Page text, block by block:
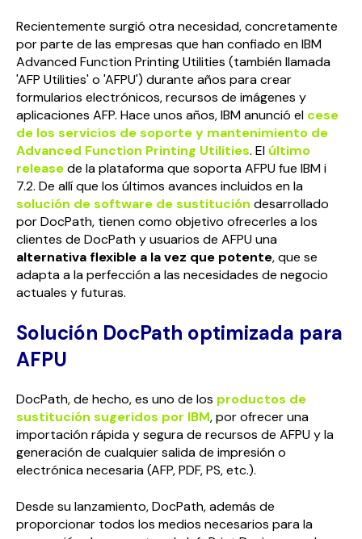
Recientemente surgió otra necesidad, concretamente
por parte de las empresas que han confiado en IBM
Advanced Function Printing Utilities (también llamada
'AFP Utilities' o 'AFPU') durante años para crear
formularios electrónicos, recursos de imágenes y
aplicaciones AFP. Hace unos años, IBM anunció el cese
de los servicios de soporte y mantenimiento de
Advanced Function Printing Utilities. El último
releasede la plataforma que soporta AFPU fue IBM i
7.2. De allí que los últimos avances incluidos en la
solución de software de sustitución desarrollado
por DocPath, tienen como objetivo ofrecerles a los
clientes de DocPath y usuarios de AFPU una
alternativa flexible a la vez que potente, que se
adapta a la perfección a las necesidades de negocio
actuales y futuras.
Solución DocPath optimizada para
AFPU
DocPath, de hecho, es uno de los productos de
sustitución sugeridos por IBM, por ofrecer una
importación rápida y segura de recursos de AFPU y la
generación de cualquier salida de impresión o
electrónica necesaria (AFP, PDF, PS, etc.).
Desde su lanzamiento, DocPath, además de
proporcionar todos los medios necesarios para la